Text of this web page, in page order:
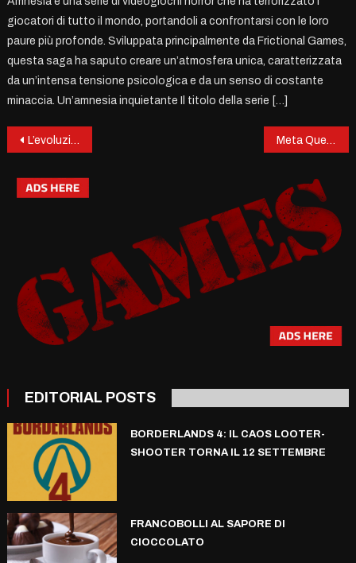
giocatori di tutto il mondo, portandoli a confrontarsi con le loro
paure più profonde. Sviluppata principalmente da Frictional Games,
questa saga ha saputo creare un’atmosfera unica, caratterizzata
da un’intensa tensione psicologica e da un senso di costante
minaccia. Un’amnesia inquietante Il titolo della serie […]
Post
navigation
L’evoluzione delle console: un viaggio nel tempo
EDITORIAL POSTS
BORDERLANDS 4: IL CAOS LOOTER-
SHOOTER TORNA IL 12 SETTEMBRE
FRANCOBOLLI AL SAPORE DI
CIOCCOLATO